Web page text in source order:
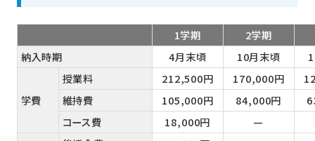
1学期
2学期
納入時期
4月末頃 10月末頃
学費
授業料 212,500円 170,000円
維持費
105,000円 84,000円
コース費
18,000円 —